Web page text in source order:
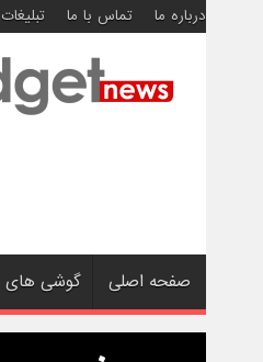
درباره ما تماس با ما
صفحه اصلی گوشی های